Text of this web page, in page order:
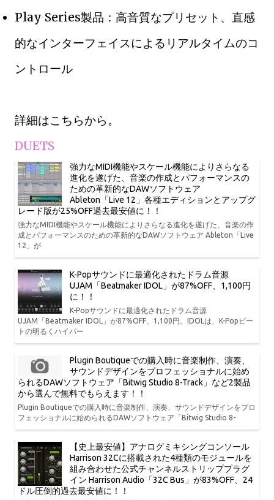
Play Series製品：高音質なプリセット、直感
的なインターフェイスによるリアルタイムのコ
ントロール
詳細はこちらから。
DUETS
強力なMIDI機能やスケール機能によりさらなる
進化を遂げた、音楽の作成とパフォーマンスの
ための革新的なDAWソフトウェア
Ableton「Live 12」各種エディションとアップグ
レード版が25%OFF過去最安値に！！
強力なMIDI機能やスケール機能によりさらなる進化を遂げた、音楽の作
成とパフォーマンスのための革新的なDAWソフトウェア Ableton「Live
12」が
K-Popサウンドに最適化されたドラム音源
UJAM「Beatmaker IDOL」が87%OFF、1,100円
に！！
K-Popサウンドに最適化されたドラム音源
UJAM「Beatmaker IDOL」が87%OFF、1,100円。IDOLは、K-Popビー
トの明るくハイパー
Plugin Boutiqueでの購入時に音楽制作、演奏、
サウンドデザインをプロフェッショナルに始め
られるDAWソフトウェア「Bitwig Studio 8-Track」など2製品
から選んで無料でもらえます！！
Plugin Boutiqueでの購入時に音楽制作、演奏、サウンドデザインをプロ
フェッショナルに始められるDAWソフトウェア「Bitwig Studio 8-
【史上最安値】アナログミキシングコンソール
Harrison 32Cに搭載された4種類のモジュールを
組み合わせた公式チャンネルストリッププラグ
イン Harrison Audio「32C Bus」が83%OFF、24
ドル圧倒的過去最安値に！！